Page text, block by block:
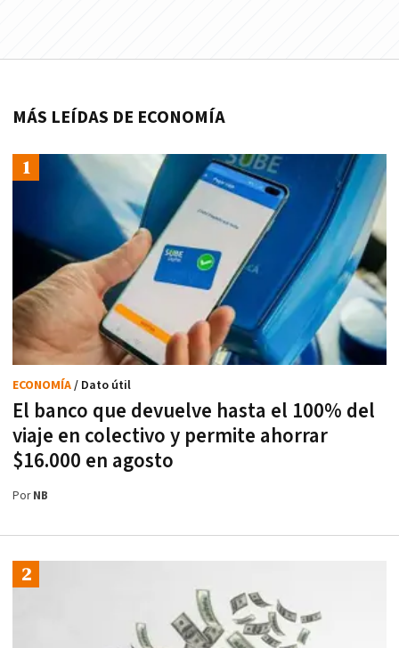
MÁS LEÍDAS DE ECONOMÍA
El banco que devuelve hasta el 100% del
viaje en colectivo y permite ahorrar
$16.000 en agosto
ECONOMÍA/ Dato útil
PorNB